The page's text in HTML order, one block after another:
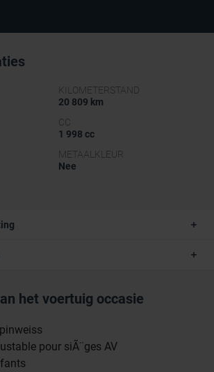
KILOMETERSTAND
20 809 km
CC
1 998 cc
METAALKLEUR
Nee
het voertuig occasie
pour siÃ¨ges AV